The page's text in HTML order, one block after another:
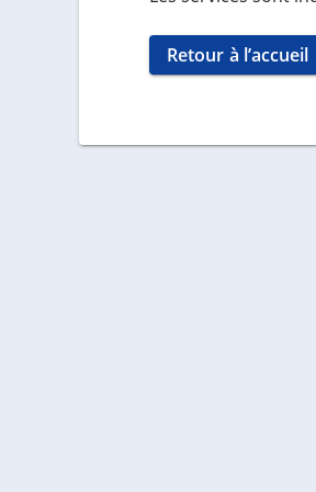
Retour à l’accueil